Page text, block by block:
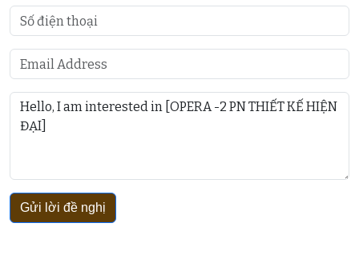
Gửi lời đề nghị